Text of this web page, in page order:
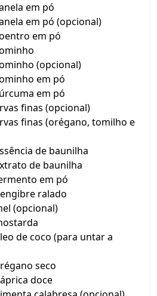
em pó
em pó (opcional)
em pó
(opcional)
em pó
em pó
finas (opcional)
finas (orégano, tomilho e
de baunilha
de baunilha
em pó
ralado
(opcional)
de coco (para untar a
seco
doce